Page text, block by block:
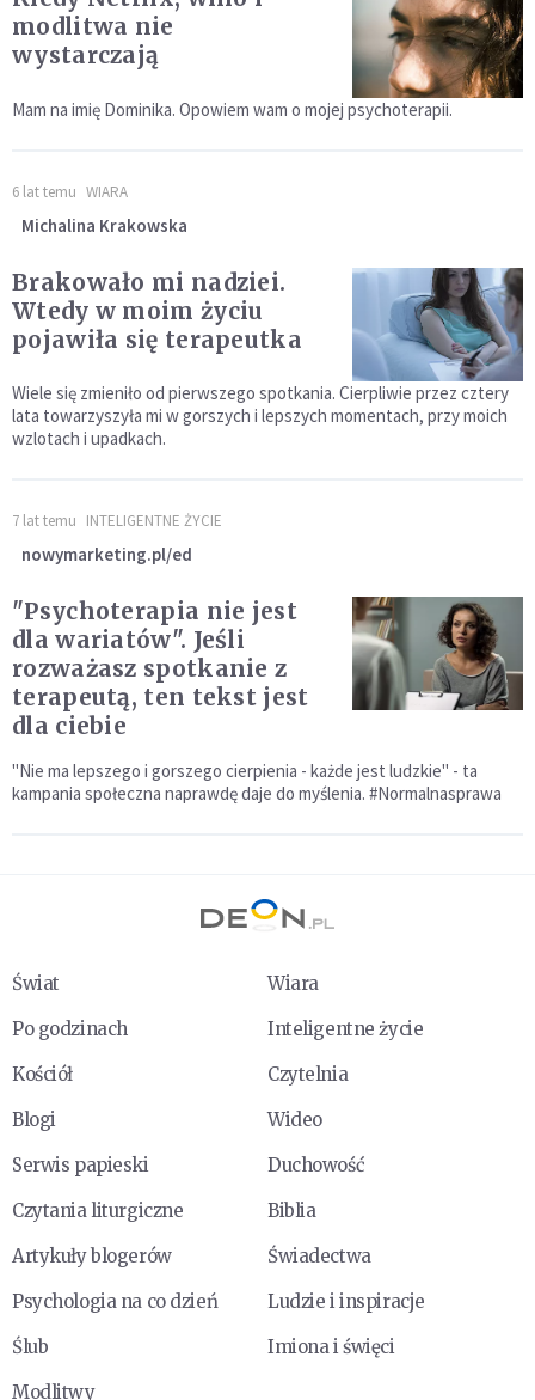
modlitwa nie
wystarczają
Mam na imię Dominika. Opowiem wam o mojej psychoterapii.
6 lat temu WIARA
Michalina Krakowska
Brakowało mi nadziei.
Wtedy w moim życiu
pojawiła się terapeutka
Wiele się zmieniło od pierwszego spotkania. Cierpliwie przez cztery
lata towarzyszyła mi w gorszych i lepszych momentach, przy moich
wzlotach i upadkach.
7 lat temu INTELIGENTNE ŻYCIE
nowymarketing.pl/ed
"Psychoterapia nie jest
dla wariatów". Jeśli
rozważasz spotkanie z
terapeutą, ten tekst jest
dla ciebie
"Nie ma lepszego i gorszego cierpienia - każde jest ludzkie" - ta
kampania społeczna naprawdę daje do myślenia. #Normalnasprawa
Świat
Wiara
Po godzinach
Inteligentne życie
Kościół
Czytelnia
Blogi
Wideo
Serwis papieski
Duchowość
Czytania liturgiczne
Biblia
Artykuły blogerów
Świadectwa
Psychologia na co dzień
Ludzie i inspiracje
Ślub
Imiona i święci
Modlitwy